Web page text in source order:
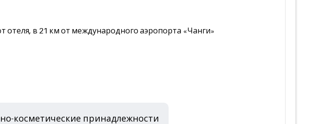
в 21 км от международного аэропорта «Чанги»
косметические принадлежности